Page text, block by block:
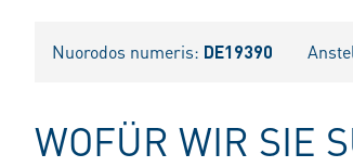
Nuorodos numeris: DE19390
WOFÜR WIR SIE